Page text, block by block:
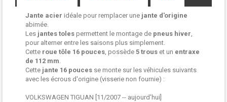
Jante acier idéale pour remplacer une jante d'origine
abimée.
Les jantes toles permettent le montage de pneus hiver,
pour alterner entre les saisons plus simplement.
Cette roue tôle 16 pouces, possède 5 trous et un entraxe
de 112 mm.
Cette jante 16 pouces se monte sur les véhicules suivants
avec les écrous d'origine (visserie non fournie) :
VOLKSWAGEN TIGUAN [11/2007 -- aujourd'hui]